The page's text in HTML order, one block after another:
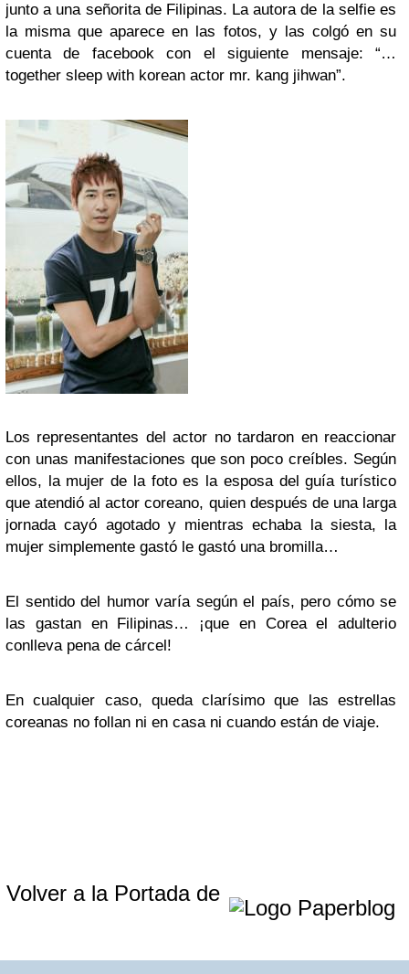
junto a una señorita de Filipinas. La autora de la selfie es
la misma que aparece en las fotos, y las colgó en su
cuenta de facebook con el siguiente mensaje: “…
together sleep with korean actor mr. kang jihwan”.
Los representantes del actor no tardaron en reaccionar
con unas manifestaciones que son poco creíbles. Según
ellos, la mujer de la foto es la esposa del guía turístico
que atendió al actor coreano, quien después de una larga
jornada cayó agotado y mientras echaba la siesta, la
mujer simplemente gastó le gastó una bromilla…
El sentido del humor varía según el país, pero cómo se
las gastan en Filipinas… ¡que en Corea el adulterio
conlleva pena de cárcel!
En cualquier caso, queda clarísimo que las estrellas
coreanas no follan ni en casa ni cuando están de viaje.
Volver a la Portada de